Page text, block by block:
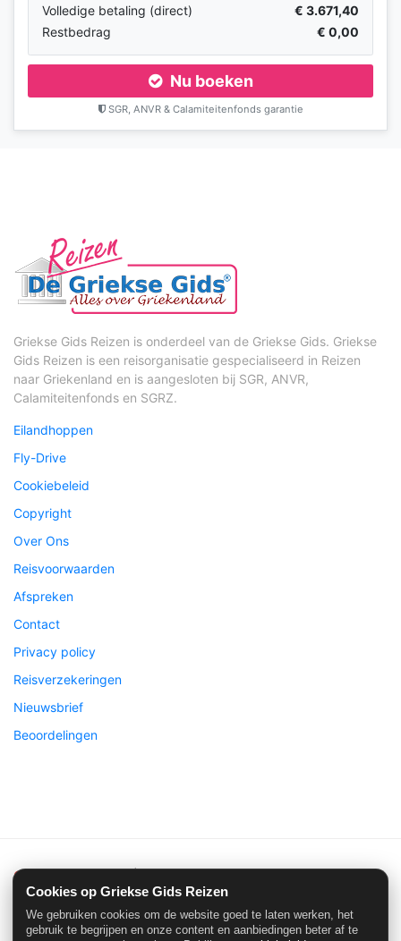
Cookies op Griekse Gids Reizen
We gebruiken cookies om de website goed te laten werken, het
gebruik te begrijpen en onze content en aanbiedingen beter af te
Volledige betaling (direct)
€ 3.671,40
Restbedrag
€ 0,00
Nu boeken
SGR, ANVR & Calamiteitenfonds garantie
Griekse Gids Reizen is onderdeel van de Griekse Gids. Griekse
Gids Reizen is een reisorganisatie gespecialiseerd in Reizen
naar Griekenland en is aangesloten bij SGR, ANVR,
Calamiteitenfonds en SGRZ.
Eilandhoppen
Fly-Drive
Cookiebeleid
Copyright
Over Ons
Reisvoorwaarden
Afspreken
Contact
Privacy policy
Reisverzekeringen
Nieuwsbrief
Beoordelingen
Griekse Gids Reizen